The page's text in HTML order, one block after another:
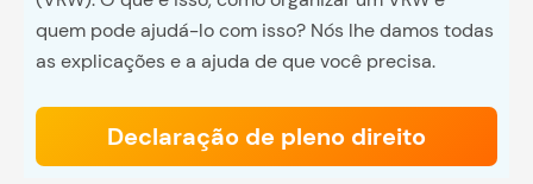
quem pode ajudá-lo com isso? Nós lhe damos todas
as explicações e a ajuda de que você precisa.
Declaração de pleno direito